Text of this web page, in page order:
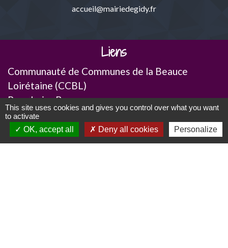
accueil@mairiedegidy.fr
Liens
Communauté de Communes de la Beauce
Loirétaine (CCBL)
Pays Loire Beauce
Département du Loiret
Ma région- Centre-Val de Loire
This site uses cookies and gives you control over what you want
to activate
OK, accept all
Deny all cookies Personalize